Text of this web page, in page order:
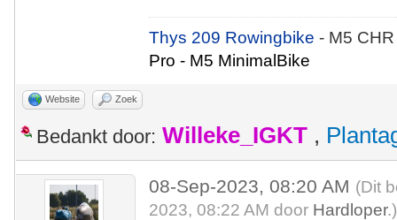
Thys 209 Rowingbike- M5
Pro - M5 MinimalBike
Website Zoek
Bedankt door: Willeke_IGKT ,
08-Sep-2023, 08:20 AM (Dit
2023, 08:22 AM door Hardloper.)